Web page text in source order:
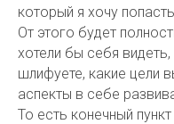
который я хочу попасть.
От этого будет
хотели бы себя
шлифуете, какие цели
аспекты в себе
То есть конечный